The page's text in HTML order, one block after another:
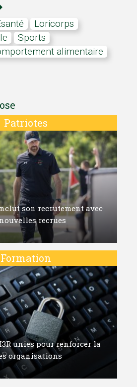
esanté
Loricorps
Sports
alimentaire
Patriotes
son recrutement avec
recrues
Formation
unies pour renforcer la
organisations